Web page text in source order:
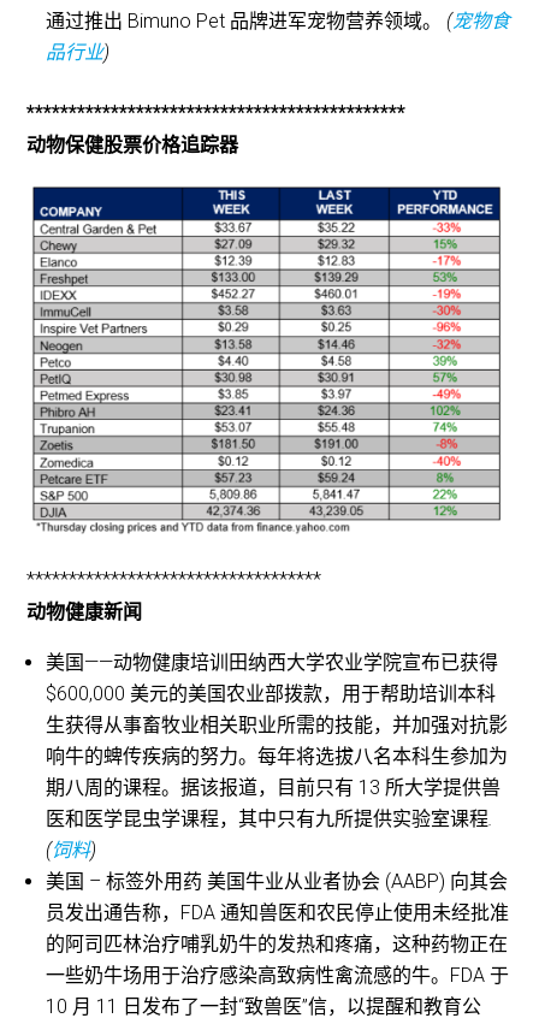
通过推出 Bimuno Pet 品牌进军宠物营养领域。
(宠物食
品行业)
*********************************************
动物保健股票价格追踪器
***********************************
动物健康新闻
美国——动物健康培训田纳西大学农业学院宣布已获得
$600,000 美元的美国农业部拨款，用于帮助培训本科
生获得从事畜牧业相关职业所需的技能，并加强对抗影
响牛的蜱传疾病的努力。每年将选拔八名本科生参加为
期八周的课程。据该报道，目前只有 13 所大学提供兽
医和医学昆虫学课程，其中只有九所提供实验室课程.
(饲料)
美国 – 标签外用药 美国牛业从业者协会 (AABP) 向其会
员发出通告称，FDA 通知兽医和农民停止使用未经批准
的阿司匹林治疗哺乳奶牛的发热和疼痛，这种药物正在
一些奶牛场用于治疗感染高致病性禽流感的牛。FDA 于
10 月 11 日发布了一封“致兽医”信，以提醒和教育公